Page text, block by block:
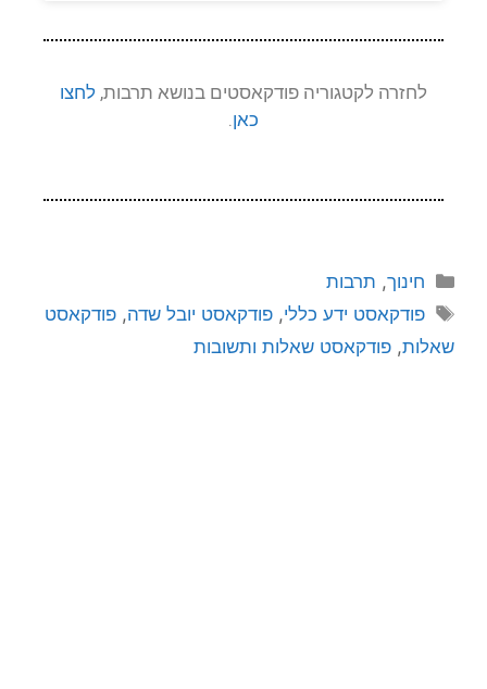
לחזרה לקטגוריה פודקאסטים בנושא תרבות, לחצו
כאן
חינוך, תרבות
פודקאסט ידע כללי,פודקאסט יובל שדה,פודקאסט
שאלות, פודקאסט שאלות ותשובות